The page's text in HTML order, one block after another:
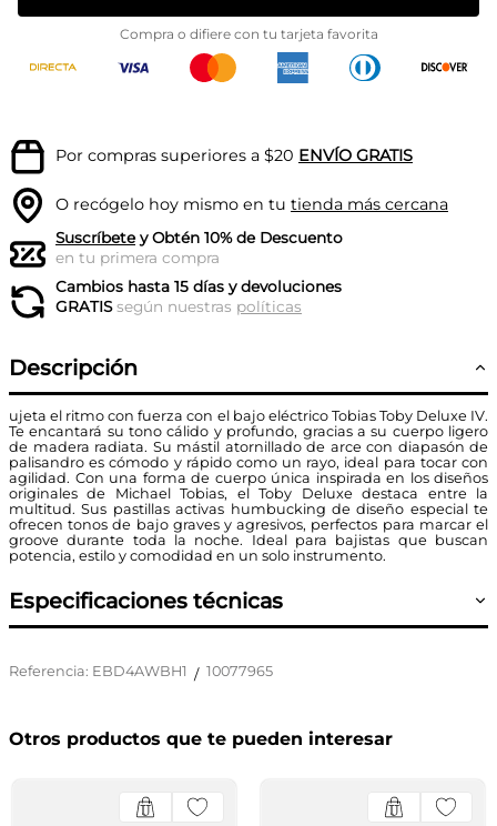
Compra o difiere con tu tarjeta favorita
Por compras superiores a $20 ENVÍO GRATIS
O recógelo hoy mismo en tu tienda más cercana
Suscríbetey Obtén 10% de Descuento
en tu primera compra
Cambios hasta 15 días y devoluciones
GRATISsegún nuestras políticas
Descripción
ujeta el ritmo con fuerza con el bajo eléctrico Tobias Toby Deluxe IV.
Te encantará su tono cálido y profundo, gracias a su cuerpo ligero
de madera radiata. Su mástil atornillado de arce con diapasón de
palisandro es cómodo y rápido como un rayo, ideal para tocar con
agilidad. Con una forma de cuerpo única inspirada en los diseños
originales de Michael Tobias, el Toby Deluxe destaca entre la
multitud. Sus pastillas activas humbucking de diseño especial te
ofrecen tonos de bajo graves y agresivos, perfectos para marcar el
groove durante toda la noche. Ideal para bajistas que buscan
potencia, estilo y comodidad en un solo instrumento.
Especificaciones técnicas
Referencia: EBD4AWBH1 / 10077965
Otros productos que te pueden interesar